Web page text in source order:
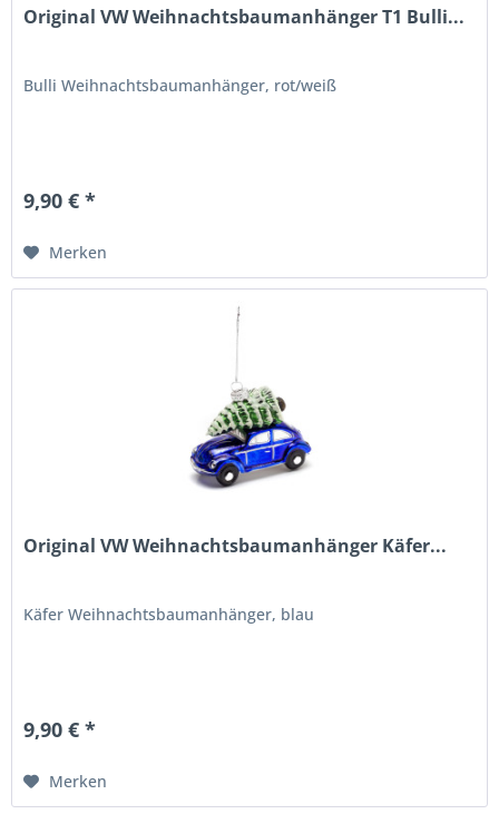
Original VW Weihnachtsbaumanhänger T1 Bulli...
Bulli Weihnachtsbaumanhänger, rot/weiß
9,90 € *
Merken
Original VW Weihnachtsbaumanhänger Käfer...
Käfer Weihnachtsbaumanhänger, blau
9,90 € *
Merken